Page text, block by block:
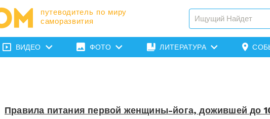
путеводитель по миру
саморазвития
ВИДЕО ФОТО ЛИТЕРАТУРА
Правила питания первой женщины-йога, дожившей до